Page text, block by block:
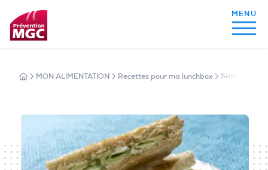
MON ALIMENTATION
MON SOMMEIL
MON ALIMENTATION Recettes pour ma lunchbox Sandwich